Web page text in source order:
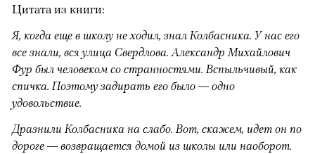
Цитата из книги:
Я, когда еще в школу не ходил, знал Колбасника. У нас его
все знали, вся улица Свердлова. Александр Михайлович
Фур был человеком со странностями. Вспыльчивый, как
спичка. Поэтому задирать его было — одно
удовольствие.
Дразнили Колбасника на слабо. Вот, скажем, идет он по
дороге — возвращается домой из школы или наоборот.